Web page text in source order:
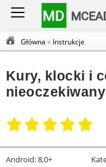
MD
Główna » Instrukcje
Kury, klocki i
Android:8,0+